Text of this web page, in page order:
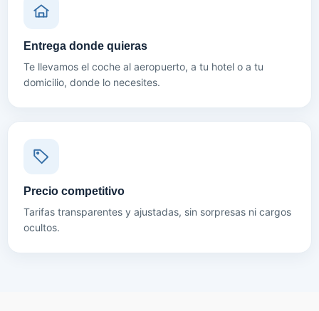
Entrega donde quieras
Te llevamos el coche al aeropuerto, a tu hotel o a tu
domicilio, donde lo necesites.
Precio competitivo
Tarifas transparentes y ajustadas, sin sorpresas ni cargos
ocultos.